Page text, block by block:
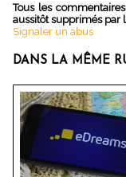
Tous les
aussitôt supprimés par
Signaler un abus
DANS LA MÊME